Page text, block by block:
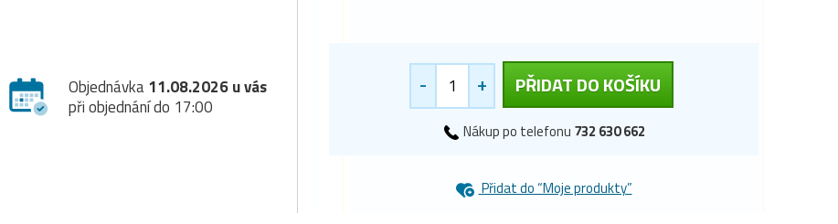
Objednávka11.08.2026 u vás
při objednání do 17:00
- + PŘIDAT DO KOŠÍKU
Nákup po telefonu 732 630 662
Přidat do “Moje produkty”